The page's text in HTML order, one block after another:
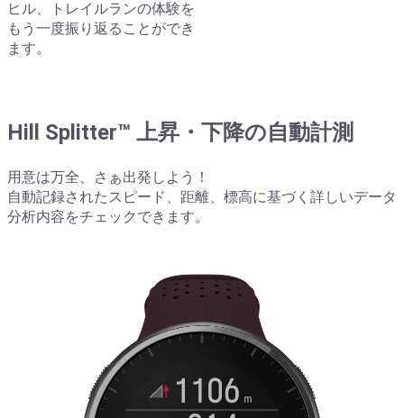
ヒル、トレイルランの体験を
もう一度振り返ることができ
ます。
Hill Splitter™ 上昇・下降の自動計測
用意は万全、さぁ出発しよう！
自動記録されたスピード、距離、標高に基づく詳しいデータ
分析内容をチェックできます。